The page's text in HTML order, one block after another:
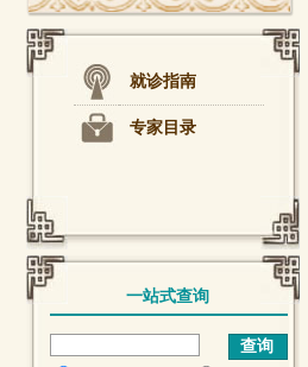
就诊指南
专家目录
一站式查询